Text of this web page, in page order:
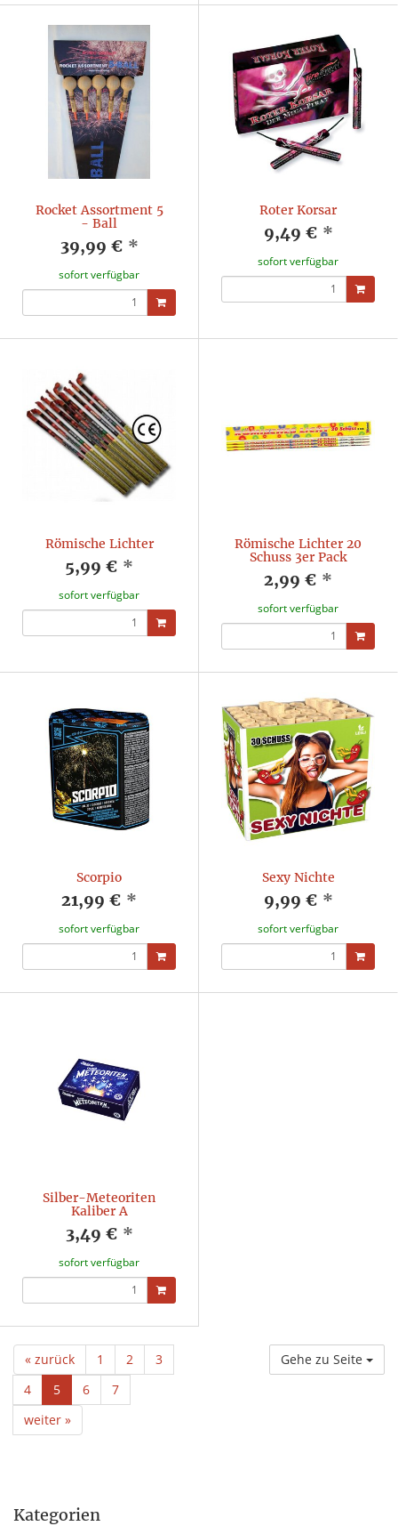
Rocket Assortment 5
- Ball
39,99 € *
sofort verfügbar
Roter Korsar
9,49 € *
sofort verfügbar
Römische Lichter
5,99 € *
sofort verfügbar
Römische Lichter 20
Schuss 3er Pack
2,99 € *
sofort verfügbar
Scorpio
21,99 € *
sofort verfügbar
Sexy Nichte
9,99 € *
sofort verfügbar
Silber-Meteoriten
Kaliber A
3,49 € *
sofort verfügbar
« zurück 1 2
3
4
5 6
7
weiter »
Gehe zu Seite
Kategorien